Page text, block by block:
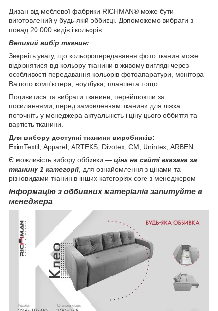
Диван від меблевої фабрики RICHMAN® може бути
виготовлений у будь-якій оббивці. Допоможемо вибрати з
понад 20 000 видів і кольорів.
Великий вибір тканин:
Зверніть увагу, що кольоропередавання фото тканин може
відрізнятися від кольору тканини в живому вигляді через
особливості передавання кольорів фотоапаратури, монітора
Вашого комп'ютера, ноутбука, планшета тощо.
Подивитися та вибрати тканини, перейшовши за
посиланнями, перед замовленням тканини для ліжка
поточніть у менеджера актуальність і ціну цього оббиття та
вартість тканини.
Для вибору доступні тканини виробників:
EximTextil, Apparel, ARTEKS, Divotex, СМ, Unintex, ARBEN
Є можливість вибору оббивки — ціна на сайті вказана за
тканину 1 категорії, для ознайомлення з цінами та
різновидами тканин в інших категоріях core з менеджером
Інформацію з оббивних матеріалів запитуйте в
менеджера